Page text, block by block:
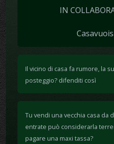
IN
Il vicino di casa fa rumore, la
posteggio? difenditi così
Tu vendi una vecchia casa da
entrate può considerarla
pagare una maxi tassa?